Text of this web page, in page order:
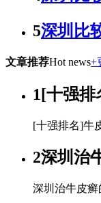
5深圳比
文章推荐Hot news+
1[十强排
[十强排名]牛
2深圳治
深圳治牛皮